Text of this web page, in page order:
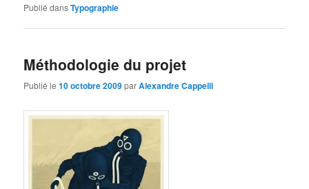
Publié dansTypographie
Méthodologie du projet
Publié le10 octobre 2009parAlexandre Cappelli